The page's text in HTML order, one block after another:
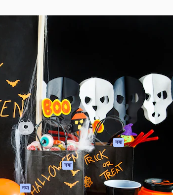
प्रोडक्ट्स
Spaces
AI सहायक
एआई इमेज जेनरेटर
AI वीडियो जनरेटर
एआई वॉयस जनरेटर
स्टॉक सामग्री
MCP
Claude/ChatGPT
के लिए
नया
एजेंट नया
Academy
दस्तावेज़ीकरण
सहायता
उपयोग की शर्तें
गोपनीयता नीति
ओरिजिनल्स नया
कुकीज़ नीति
ट्रस्ट सेंटर
एफिलिएट्स
बिज़नेस
रिव्यू